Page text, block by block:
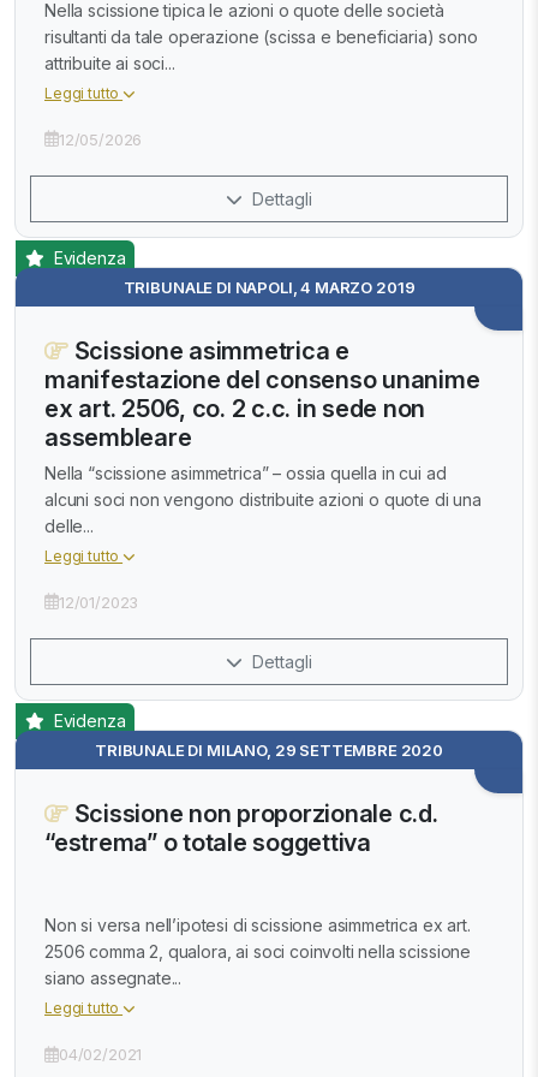
Nella scissione tipica le azioni o quote delle società
risultanti da tale operazione (scissa e beneficiaria) sono
attribuite ai soci...
Leggi tutto
12/05/2026
Dettagli
TRIBUNALE DI NAPOLI, 4 MARZO 2019
Evidenza
Scissione asimmetrica e
manifestazione del consenso unanime
ex art. 2506, co. 2 c.c. in sede non
assembleare
Nella “scissione asimmetrica” – ossia quella in cui ad
alcuni soci non vengono distribuite azioni o quote di una
delle...
Leggi tutto
12/01/2023
Dettagli
TRIBUNALE DI MILANO, 29 SETTEMBRE 2020
Evidenza
Scissione non proporzionale c.d.
“estrema” o totale soggettiva
Non si versa nell’ipotesi di scissione asimmetrica ex art.
2506 comma 2, qualora, ai soci coinvolti nella scissione
siano assegnate...
Leggi tutto
04/02/2021